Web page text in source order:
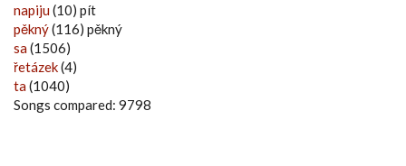
napiju(10) pít
pěkný(116) pěkný
sa(1506)
řetázek(4)
ta(1040)
Songs compared: 9798